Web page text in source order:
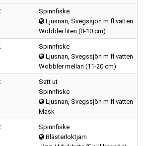
Spinnfiske
Ljusnan, Svegssjön m fl vatten
Wobbler liten (0-10 cm)
Spinnfiske
Ljusnan, Svegssjön m fl vatten
Wobbler mellan (11-20 cm)
Satt ut
Spinnfiske
Ljusnan, Svegssjön m fl vatten
Mask
Spinnfiske
Blästerloktjärn